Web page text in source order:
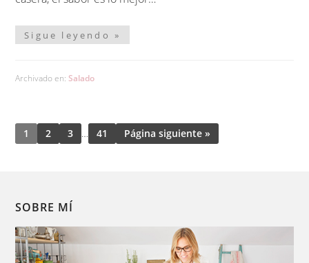
Sigue leyendo »
Archivado en: Salado
1 2 3 … 41 Página siguiente »
SOBRE MÍ